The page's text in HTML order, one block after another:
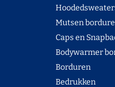
Hoodedsweaters
Mutsen
Caps en
Bodywarmer
Bedrukken